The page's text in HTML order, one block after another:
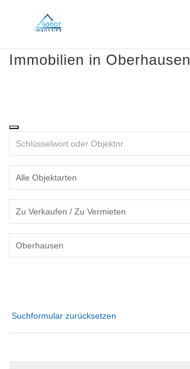
Immobilien in Oberhausen
Suchformular zurücksetzen